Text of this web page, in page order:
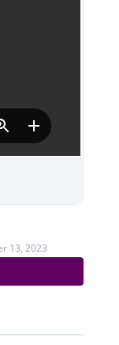
13, 2023